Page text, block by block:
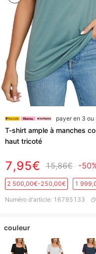
payer en 3 ou
T-shirt ample à manches
haut tricoté
7,95€ 15,86€ -
2 500,00€-250,00€ 1
Numéro d'article: 16795133
couleur